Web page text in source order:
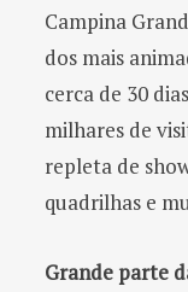
Campina
dos mais
cerca de 30
milhares de
repleta de
quadrilhas e
Grande parte